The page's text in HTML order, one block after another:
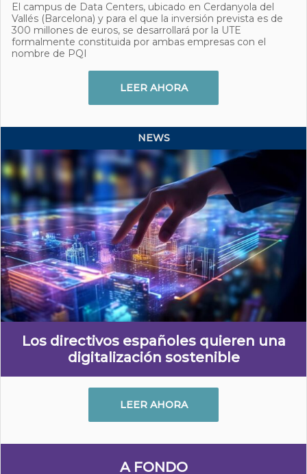
El campus de Data Centers, ubicado en Cerdanyola del
Vallés (Barcelona) y para el que la inversión prevista es de
300 millones de euros, se desarrollará por la UTE
formalmente constituida por ambas empresas con el
nombre de PQI
LEER AHORA
NEWS
Los directivos españoles quieren una
digitalización sostenible
LEER AHORA
A FONDO